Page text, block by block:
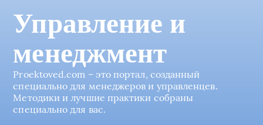
Управление и
менеджмент
Proektoved.com – это портал, созданный
специально для менеджеров и управленцев.
Методики и лучшие практики собраны
специально для вас.